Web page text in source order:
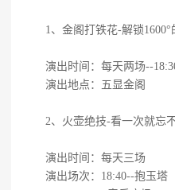
1、金阁打铁花-解锁1600°
演出时间：每天两场--
演出地点：五显金阁
2、火壶绝技-看一次就忘
演出时间：每天三场
演出场次：18:40--抱玉塔